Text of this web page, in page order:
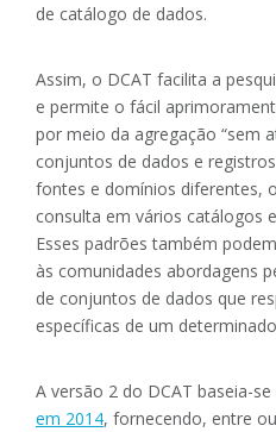
de catálogo de dados.
Assim, o DCAT facilita a
e permite o fácil
por meio da agregação “sem
conjuntos de dados e
fontes e domínios diferentes,
consulta em vários catálogos
Esses padrões também
às comunidades abordagens
de conjuntos de dados que
específicas de um
A versão 2 do DCAT baseia-se
em 2014, fornecendo, entre